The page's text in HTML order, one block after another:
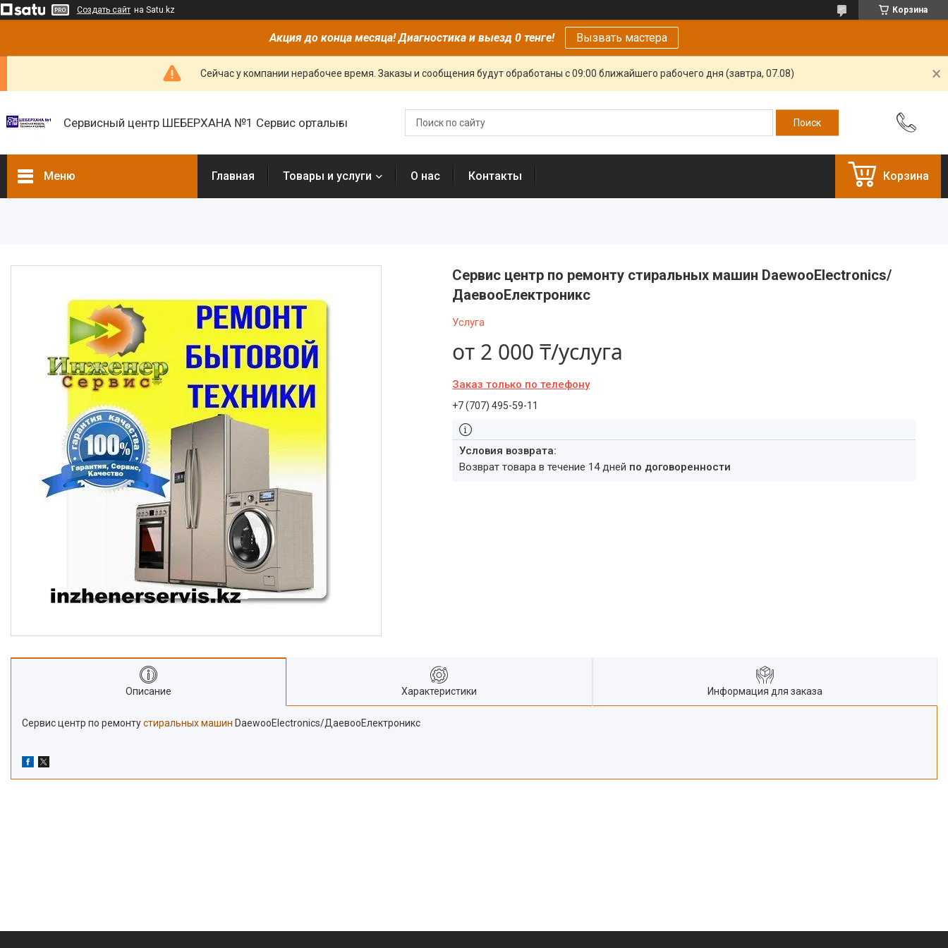
Создать сайт на Satu.kz Корзина
Акция до конца месяца! Диагностика и выезд 0 тенге! Вызвать мастера
Сейчас у компании нерабочее время. Заказы и сообщения будут обработаны с 09:00 ближайшего рабочего дня (завтра, 07.08)
Сервисный центр ШЕБЕРХАНА №1 Сервис орталығы
Меню Главная Товары и услуги О нас Контакты Корзина
Сервис центр по ремонту стиральных машин DaewooElectronics/
ДаевооЕлектроникс
Услуга
от 2 000 ₸/услуга
Заказ только по телефону
+7 (707) 495-59-11
возврат товара в течение 14 дней по договоренности
Описание Характеристики Информация для заказа
Сервис центр по ремонтустиральных машин DaewooElectronics/ДаевооЕлектроникс